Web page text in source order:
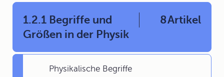
1.2.1 Begriffe und
Größen in der Physik
8Artikel
Physikalische Begriffe